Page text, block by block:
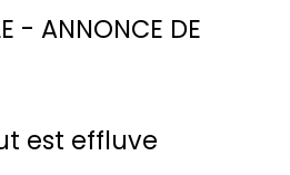
- ANNONCE DE
est effluve